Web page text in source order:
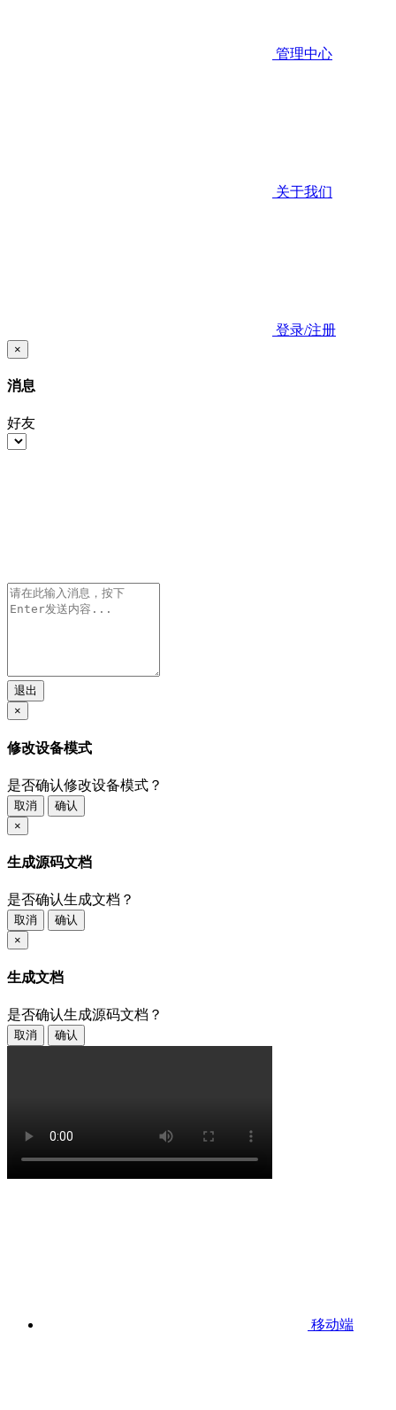
管理中心
关于我们
登录/注册
×
消息
好友
退出
×
修改设备模式
是否确认修改设备模式？
取消
确认
×
生成源码文档
是否确认生成文档？
取消
确认
×
生成文档
是否确认生成源码文档？
取消 确认
移动端